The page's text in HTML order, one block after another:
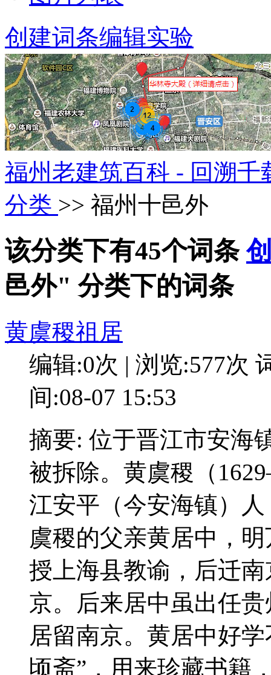
创建词条编辑实验
福州老建筑百科 - 回溯
分类 >> 福州十邑外
该分类下有45个词条
邑外" 分类下的词条
黄虞稷祖居
编辑:0次 | 浏览:577次
间:08-07 15:53
摘要: 位于晋江市安海
被拆除。黄虞稷（
江安平（今安海镇）
虞稷的父亲黄居中，
授上海县教谕，后迁
京。后来居中虽出任
居留南京。黄居中好
顷斋”，用来珍藏书籍